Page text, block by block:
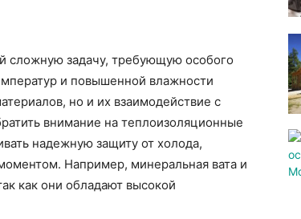
сложную задачу, требующую особого
и повышенной влажности
но и их взаимодействие с
внимание на теплоизоляционные
надежную защиту от холода,
Например, минеральная вата и
как они обладают высокой